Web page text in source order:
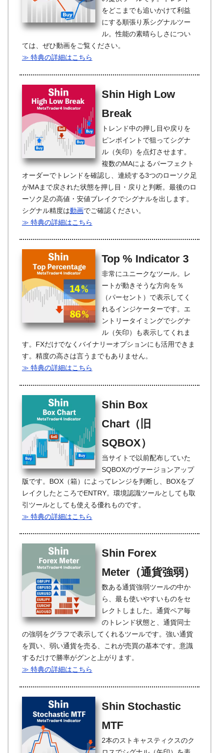
をどこまでも追いかけて利益
にする順張り系シグナルツー
ル。性能の素晴らしさについ
ては、ぜひ動画をご覧ください。
≫ 特典の詳細はこちら
Shin High Low
Break
トレンド中の押し目や戻りを
ピンポイントで狙ってシグナ
ル（矢印）を点灯させます。
複数のMAによるパーフェクト
オーダーでトレンドを確認し、連続する3つのローソク足
がMAまで戻された状態を押し目・戻りと判断。最後のロ
ーソク足の高値・安値ブレイクでシグナルを出します。
シグナル精度は動画でご確認ください。
≫ 特典の詳細はこちら
Top % Indicator 3
非常にユニークなツール。レ
ートが動きそうな方向を％
（パーセント）で表示してく
れるインジケーターです。エ
ントリータイミングでシグナ
ル（矢印）も表示してくれま
す。FXだけでなくバイナリーオプションにも活用できま
す。精度の高さは言うまでもありません。
≫ 特典の詳細はこちら
Shin Box
Chart（旧
SQBOX）
当サイトで以前配布していた
SQBOXのヴァージョンアップ
版です。BOX（箱）によってレンジを判断し、BOXをブ
レイクしたところでENTRY。環境認識ツールとしても取
引ツールとしても使える優れものです。
≫ 特典の詳細はこちら
Shin Forex
Meter（通貨強弱）
数ある通貨強弱ツールの中か
ら、最も使いやすいものをセ
レクトしました。通貨ペア毎
のトレンド状態と、通貨同士
の強弱をグラフで表示してくれるツールです。強い通貨
を買い、弱い通貨を売る、これが売買の基本です。意識
するだけで勝率がグンと上がります。
≫ 特典の詳細はこちら
Shin Stochastic
MTF
2本のストキャスティクスのク